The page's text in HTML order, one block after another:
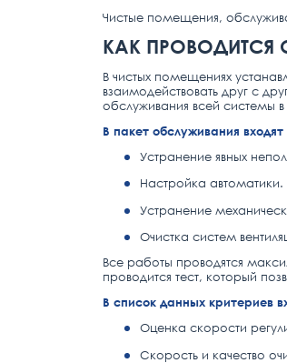
Чистые помещения,
КАК
В чистых помещениях
взаимодействовать друг с
обслуживания всей системы
В пакет обслуживания входят
Устранение явных
Настройка автоматики.
Устранение
Очистка систем
Все работы проводятся
проводится тест, который
В список данных критериев
Оценка скорости
Скорость и качество